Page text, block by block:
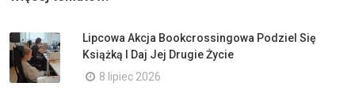
Lipcowa Akcja Bookcrossingowa Podziel Się
Książką I Daj Jej Drugie Życie
8 lipiec 2026